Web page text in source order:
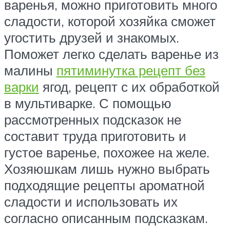
варенья, можно приготовить много
сладости, которой хозяйка сможет
угостить друзей и знакомых.
Поможет легко сделать варенье из
малины пятиминутка рецепт без
варки ягод, рецепт с их обработкой
в мультиварке. С помощью
рассмотренных подсказок не
составит труда приготовить и
густое варенье, похожее на желе.
Хозяюшкам лишь нужно выбрать
подходящие рецепты ароматной
сладости и использовать их
согласно описанным подсказкам.